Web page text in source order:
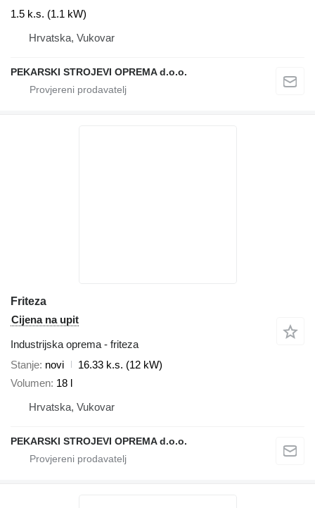
1.5 k.s. (1.1 kW)
Hrvatska, Vukovar
PEKARSKI STROJEVI OPREMA d.o.o.
Friteza
Cijena na upit
Industrijska oprema - friteza
Stanje novi
16.33 k.s. (12 kW)
Volumen 18 l
Hrvatska, Vukovar
PEKARSKI STROJEVI OPREMA d.o.o.